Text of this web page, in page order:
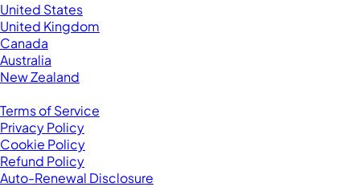
United States
United Kingdom
Canada
Australia
New Zealand
Terms of Service
Privacy Policy
Cookie Policy
Refund Policy
Auto-Renewal Disclosure